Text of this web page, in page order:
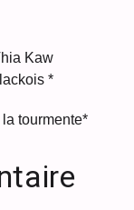
Kaw
*
tourmente*